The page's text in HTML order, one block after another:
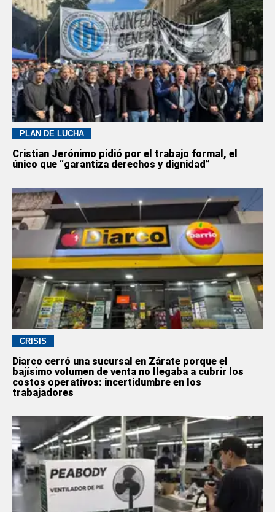
PLAN DE LUCHA
Cristian Jerónimo pidió por el trabajo formal, el
único que “garantiza derechos y dignidad”
CRISIS
Diarco cerró una sucursal en Zárate porque el
bajísimo volumen de venta no llegaba a cubrir los
costos operativos: incertidumbre en los
trabajadores